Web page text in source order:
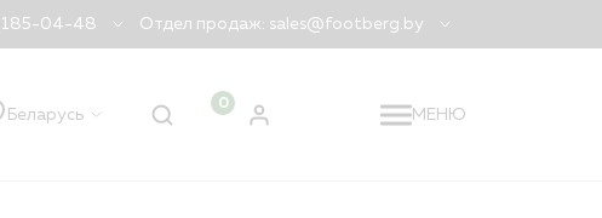
185-04-48 Отдел продаж: sales@footberg.by
Беларусь
0
МЕНЮ